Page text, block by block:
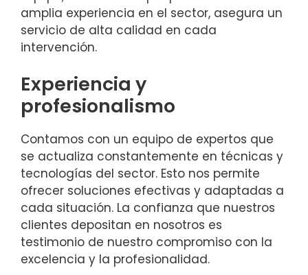
amplia experiencia en el sector, asegura un
servicio de alta calidad en cada
intervención.
Experiencia y
profesionalismo
Contamos con un equipo de expertos que
se actualiza constantemente en técnicas y
tecnologías del sector. Esto nos permite
ofrecer soluciones efectivas y adaptadas a
cada situación. La confianza que nuestros
clientes depositan en nosotros es
testimonio de nuestro compromiso con la
excelencia y la profesionalidad.